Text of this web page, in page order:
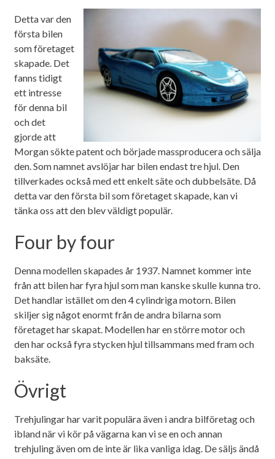
Detta var den
första bilen
som företaget
skapade. Det
fanns tidigt
ett intresse
för denna bil
och det
gjorde att
Morgan sökte patent och började massproducera och sälja
den. Som namnet avslöjar har bilen endast tre hjul. Den
tillverkades också med ett enkelt säte och dubbelsäte. Då
detta var den första bil som företaget skapade, kan vi
tänka oss att den blev väldigt populär.
Four by four
Denna modellen skapades år 1937. Namnet kommer inte
från att bilen har fyra hjul som man kanske skulle kunna tro.
Det handlar istället om den 4 cylindriga motorn. Bilen
skiljer sig något enormt från de andra bilarna som
företaget har skapat. Modellen har en större motor och
den har också fyra stycken hjul tillsammans med fram och
baksäte.
Övrigt
Trehjulingar har varit populära även i andra bilföretag och
ibland när vi kör på vägarna kan vi se en och annan
trehjuling även om de inte är lika vanliga idag. De säljs ändå